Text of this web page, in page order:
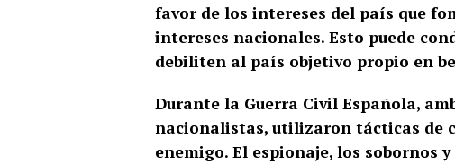
favor de los intereses del país que
intereses nacionales. Esto puede
debiliten al país objetivo propio en
Durante la Guerra Civil Española,
nacionalistas, utilizaron tácticas de
enemigo. El espionaje, los